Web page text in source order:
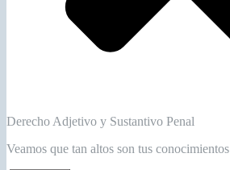
Derecho Adjetivo y Sustantivo Penal
Veamos que tan altos son tus conocimientos